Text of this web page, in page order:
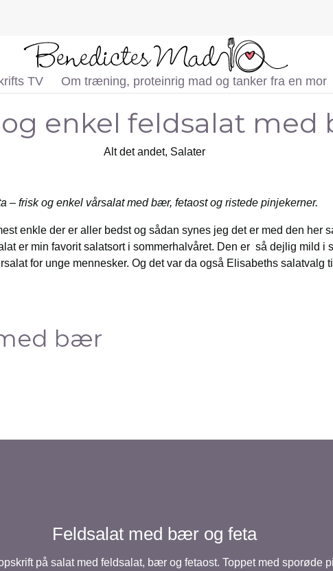
TV Om træning, proteinrig mad og tanker fra en mor
og enkel feldsalat
Alt det andet, Salater
– frisk og enkel vårsalat med bær, fetaost og ristede pinjekerner.
enkle der er aller bedst og sådan synes jeg det er med den her
er min favorit salatsort i sommerhalvåret. Den er så dejlig mild i
for unge mennesker. Og det var da også Elisabeths salatvalg
bær
Feldsalat med bær og feta
på salat med feldsalat, bær og fetaost. Toppet med sporøde